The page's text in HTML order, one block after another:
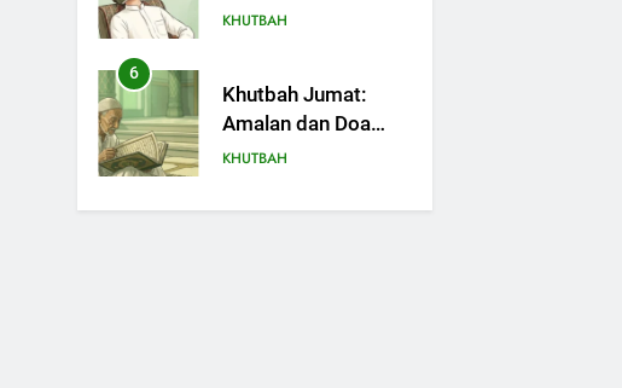
Kita Syukuri
KHUTBAH
6
Khutbah Jumat:
Amalan dan Doa
Orang Tua agar
Pesantren Sukses
KHUTBAH
7